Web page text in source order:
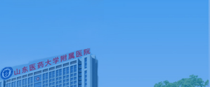
媒体附院